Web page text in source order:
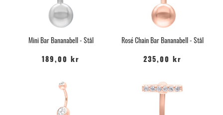
Mini Bar Bananabell - Stål
189,00 kr
Rosé Chain Bar Bananabell - Stål
235,00 kr